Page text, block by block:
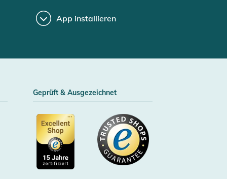
App installieren
Geprüft & Ausgezeichnet